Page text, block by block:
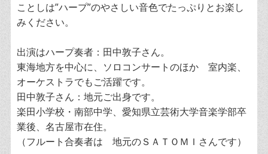
ことしは”ハープ”のやさしい音色でたっぷりとお楽し
みください。
出演はハープ奏者：田中敦子さん。
東海地方を中心に、ソロコンサートのほか 室内楽、
オーケストラでもご活躍です。
田中敦子さん：地元ご出身です。
楽田小学校・南部中学、愛知県立芸術大学音楽学部卒
業後、名古屋市在住。
（フルート合奏者は 地元のＳＡＴＯＭＩさんです）